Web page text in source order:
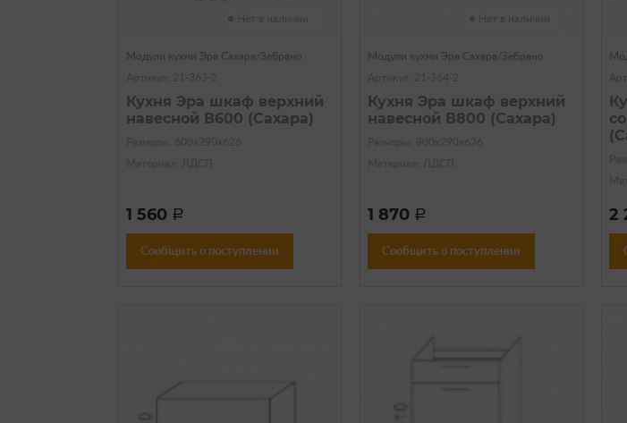
Модули кухни Эра Сахара/Зебрано
Кухня Эра шкаф верхний
навесной В600 (Сахара)
1 560 a
Сообщить о поступлении
Модули кухни Эра Сахара/Зебрано
Кухня Эра шкаф верхний
навесной В800 (Сахара)
1 870 a
Сообщить о поступлении
2